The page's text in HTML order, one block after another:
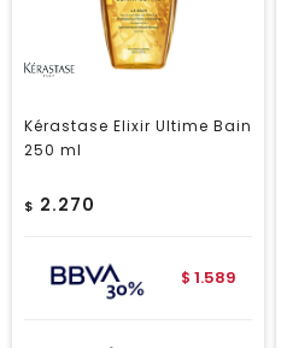
Kérastase Elixir Ultime Bain
250 ml
$ 2.270
$ 1.589